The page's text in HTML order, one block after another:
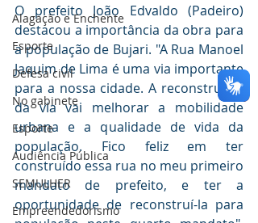
Alagação e Enchente
Esporte
Defesa civil
No gabinete
Esporte
Audiência Pública
SEMULHER
Empreendedorismo
O prefeito João Edvaldo (Padeiro)
destacou a importância da obra para
a população de Bujari. "A Rua Manoel
Jaquim de Lima é uma via importante
para a nossa cidade. A reconstrução
da via vai melhorar a mobilidade
urbana e a qualidade de vida da
população. Fico feliz em ter
construído essa rua no meu primeiro
mandato de prefeito, e ter a
oportunidade de reconstruí-la para